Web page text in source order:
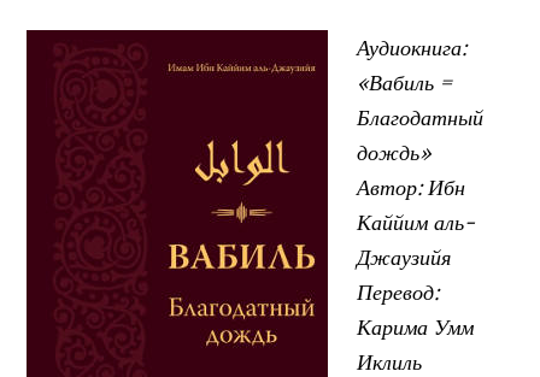
Аудиокнига:
«Вабиль =
Благодатный
дождь»
Автор: Ибн
Каййим аль-
Джаузийя
Перевод:
Карима Умм
Иклиль